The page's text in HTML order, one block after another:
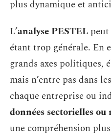
plus dynamique et
L’analyse PESTEL
étant trop générale. En
grands axes politiques,
mais n’entre pas dans
chaque entreprise ou
données sectorielles ou
une compréhension